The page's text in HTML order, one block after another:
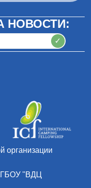
НОВОСТИ:
✓
организации
"ВДЦ